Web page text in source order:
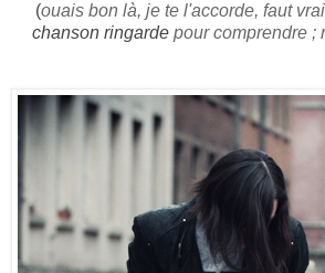
(ouais bon là, je te l'accorde, faut
chanson ringarde pour comprendre ;